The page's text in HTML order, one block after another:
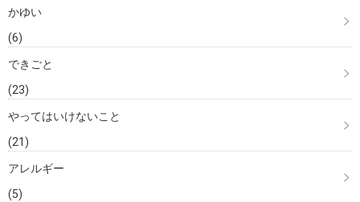
かゆい
(6)
できごと
(23)
やってはいけないこと
(21)
アレルギー
(5)